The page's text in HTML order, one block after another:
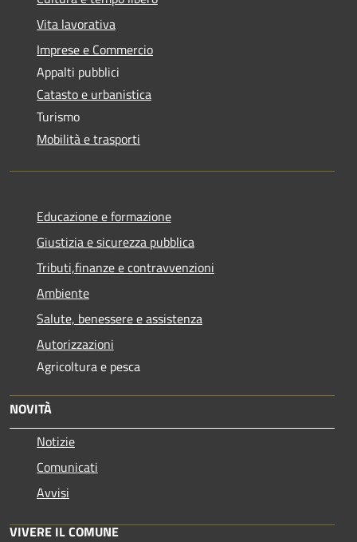
Vita lavorativa
Imprese e Commercio
Appalti pubblici
Catasto e urbanistica
Turismo
Mobilità e trasporti
Educazione e formazione
Giustizia e sicurezza pubblica
Tributi,finanze e contravvenzioni
Ambiente
Salute, benessere e assistenza
Autorizzazioni
Agricoltura e pesca
NOVITÀ
Notizie
Comunicati
Avvisi
VIVERE IL COMUNE